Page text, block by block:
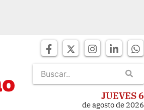
JUEVES 6
de agosto de 2026